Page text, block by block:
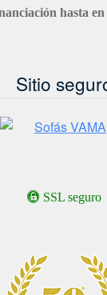
hasta en
Sitio
SSL seguro